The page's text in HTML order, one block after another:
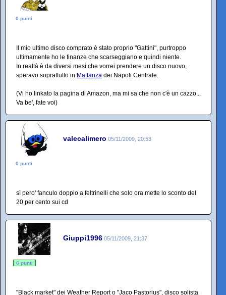
0 punti
Il mio ultimo disco comprato è stato proprio "Gattini", purtroppo
ultimamente ho le finanze che scarseggiano e quindi niente.
In realtà è da diversi mesi che vorrei prendere un disco nuovo,
speravo soprattutto in Mattanza dei Napoli Centrale.
(Vi ho linkato la pagina di Amazon, ma mi sa che non c'è un cazzo...
Va be', fate voi)
valecalimero 05/11/2009, 20:53
0 punti
sì pero' fanculo doppio a feltrinelli che solo ora mette lo sconto del
20 per cento sui cd
Giuppi1996 05/11/2009, 21:37
6 punti
"Black market" dei Weather Report o "Jaco Pastorius", disco solista